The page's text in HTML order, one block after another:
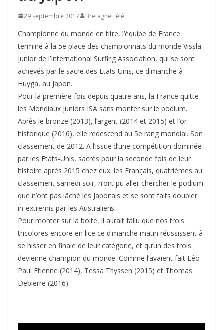
29 septembre 2017 Bretagne Télé
Championne du monde en titre, l’équipe de France
termine à la 5e place des championnats du monde Vissla
junior de l’International Surfing Association, qui se sont
achevés par le sacre des Etats-Unis, ce dimanche à
Huyga, au Japon.
Pour la première fois depuis quatre ans, la France quitte
les Mondiaux juniors ISA sans monter sur le podium.
Après le bronze (2013), l’argent (2014 et 2015) et l’or
historique (2016), elle redescend au 5e rang mondial. Son
classement de 2012. A l’issue d’une compétition dominée
par les Etats-Unis, sacrés pour la seconde fois de leur
histoire après 2015 chez eux, les Français, quatrièmes au
classement samedi soir, n’ont pu aller chercher le podium
que n’ont pas lâché les Japonais et se sont faits doubler
in-extremis par les Australiens.
Pour monter sur la boite, il aurait fallu que nos trois
tricolores encore en lice ce dimanche matin réussissent à
se hisser en finale de leur catégorie, et qu’un des trois
devienne champion du monde. Comme l’avaient fait Léo-
Paul Etienne (2014), Tessa Thyssen (2015) et Thomas
Debierre (2016).